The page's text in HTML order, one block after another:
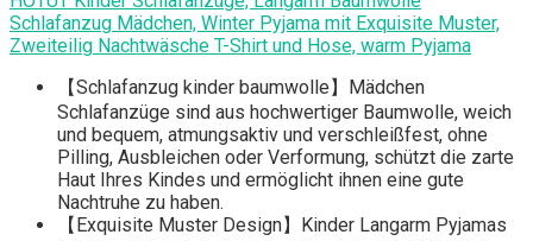
Schlafanzug Mädchen, Winter Pyjama mit Exquisite Muster,
Zweiteilig Nachtwäsche T-Shirt und Hose, warm Pyjama
【Schlafanzug kinder baumwolle】Mädchen
Schlafanzüge sind aus hochwertiger Baumwolle, weich
und bequem, atmungsaktiv und verschleißfest, ohne
Pilling, Ausbleichen oder Verformung, schützt die zarte
Haut Ihres Kindes und ermöglicht ihnen eine gute
Nachtruhe zu haben.
【Exquisite Muster Design】Kinder Langarm Pyjamas